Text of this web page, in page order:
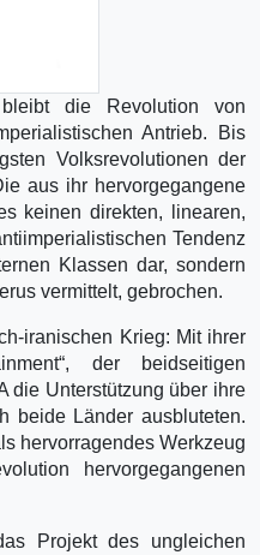
bleibt die Revolution von
Antrieb. Bis
Volksrevolutionen der
aus ihr hervorgegangene
keinen direkten, linearen,
Tendenz
Klassen dar, sondern
vermittelt, gebrochen.
iranischen Krieg: Mit ihrer
der beidseitigen
die Unterstützung über ihre
beide Länder ausbluteten.
hervorragendes Werkzeug
hervorgegangenen
Projekt des ungleichen